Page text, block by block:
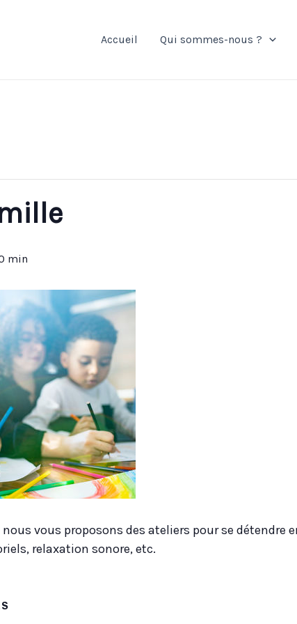
Accueil Qui sommes-nous ?
min
vous proposons des ateliers pour se détendre
relaxation sonore, etc.